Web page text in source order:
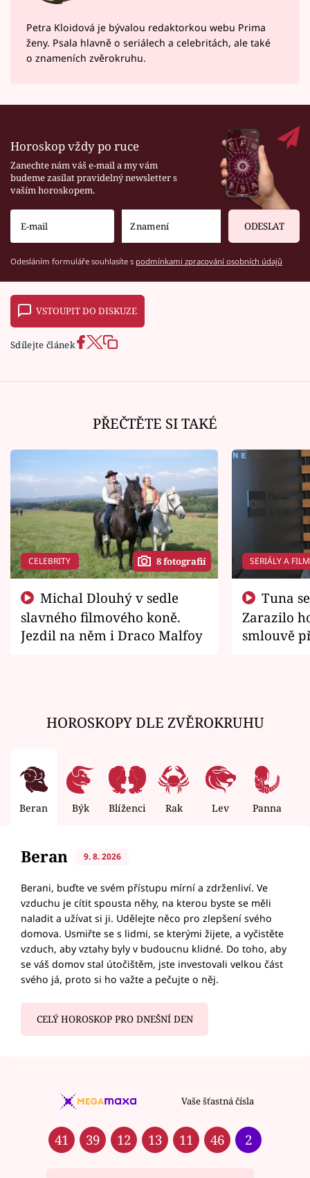
Petra Kloidová je bývalou redaktorkou webu Prima
ženy. Psala hlavně o seriálech a celebritách, ale také
o znameních zvěrokruhu.
Horoskop vždy po ruce
Zanechte nám váš e-mail a my vám
budeme zasílat pravidelný newsletter s
vaším horoskopem.
ODESLAT
Odesláním formuláře souhlasíte s podmínkami zpracování osobních údajů
VSTOUPIT DO DISKUZE
Sdílejte článek
PŘEČTĚTE SI TAKÉ
CELEBRITY 8 fotografií
slavného filmového koně.
Jezdil na něm i Draco Malfoy
SERIÁLY A
Zarazilo
smlouvě
HOROSKOPY DLE ZVĚROKRUHU
Beran Býk Blíženci Rak Lev Panna
Beran 9. 8. 2026
Berani, buďte ve svém přístupu mírní a zdrženliví. Ve
vzduchu je cítit spousta něhy, na kterou byste se měli
naladit a užívat si ji. Udělejte něco pro zlepšení svého
domova. Usmiřte se s lidmi, se kterými žijete, a vyčistěte
vzduch, aby vztahy byly v budoucnu klidné. Do toho, aby
se váš domov stal útočištěm, jste investovali velkou část
svého já, proto si ho važte a pečujte o něj.
CELÝ HOROSKOP PRO DNEŠNÍ DEN
Vaše šťastná čísla
41 39 12 13 11 46 2